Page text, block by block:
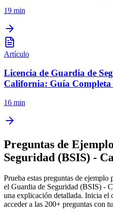
19 min
Artículo
Licencia de Guardia de
California: Guía Completa
16 min
Preguntas de
Seguridad (BSIS) -
Prueba estas preguntas de ejemplo
el Guardia de Seguridad (BSIS) -
una explicación detallada. Inicia el
acceder a las 200+ preguntas con